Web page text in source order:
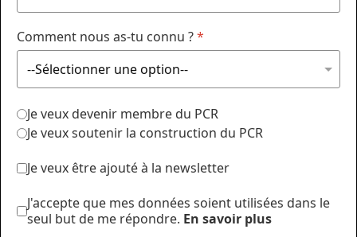
Comment nous as-tu connu ?*
Je veux devenir membre du PCR
Je veux soutenir la construction du PCR
Je veux être ajouté à la newsletter
J'accepte que mes données soient utilisées dans le
seul but de me répondre. En savoir plus